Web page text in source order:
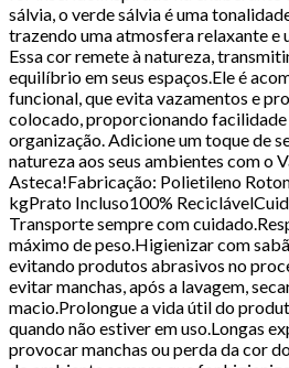
sálvia, o verde sálvia é uma
trazendo uma atmosfera relaxante e
Essa cor remete à natureza,
equilíbrio em seus espaços.Ele é
funcional, que evita vazamentos e
colocado, proporcionando facilidade
organização. Adicione um toque de
natureza aos seus ambientes com o
Asteca!Fabricação: Polietileno
kgPrato Incluso100%
Transporte sempre com
máximo de peso.Higienizar com
evitando produtos abrasivos no
evitar manchas, após a lavagem,
macio.Prolongue a vida útil do
quando não estiver em uso.Longas
provocar manchas ou perda da cor